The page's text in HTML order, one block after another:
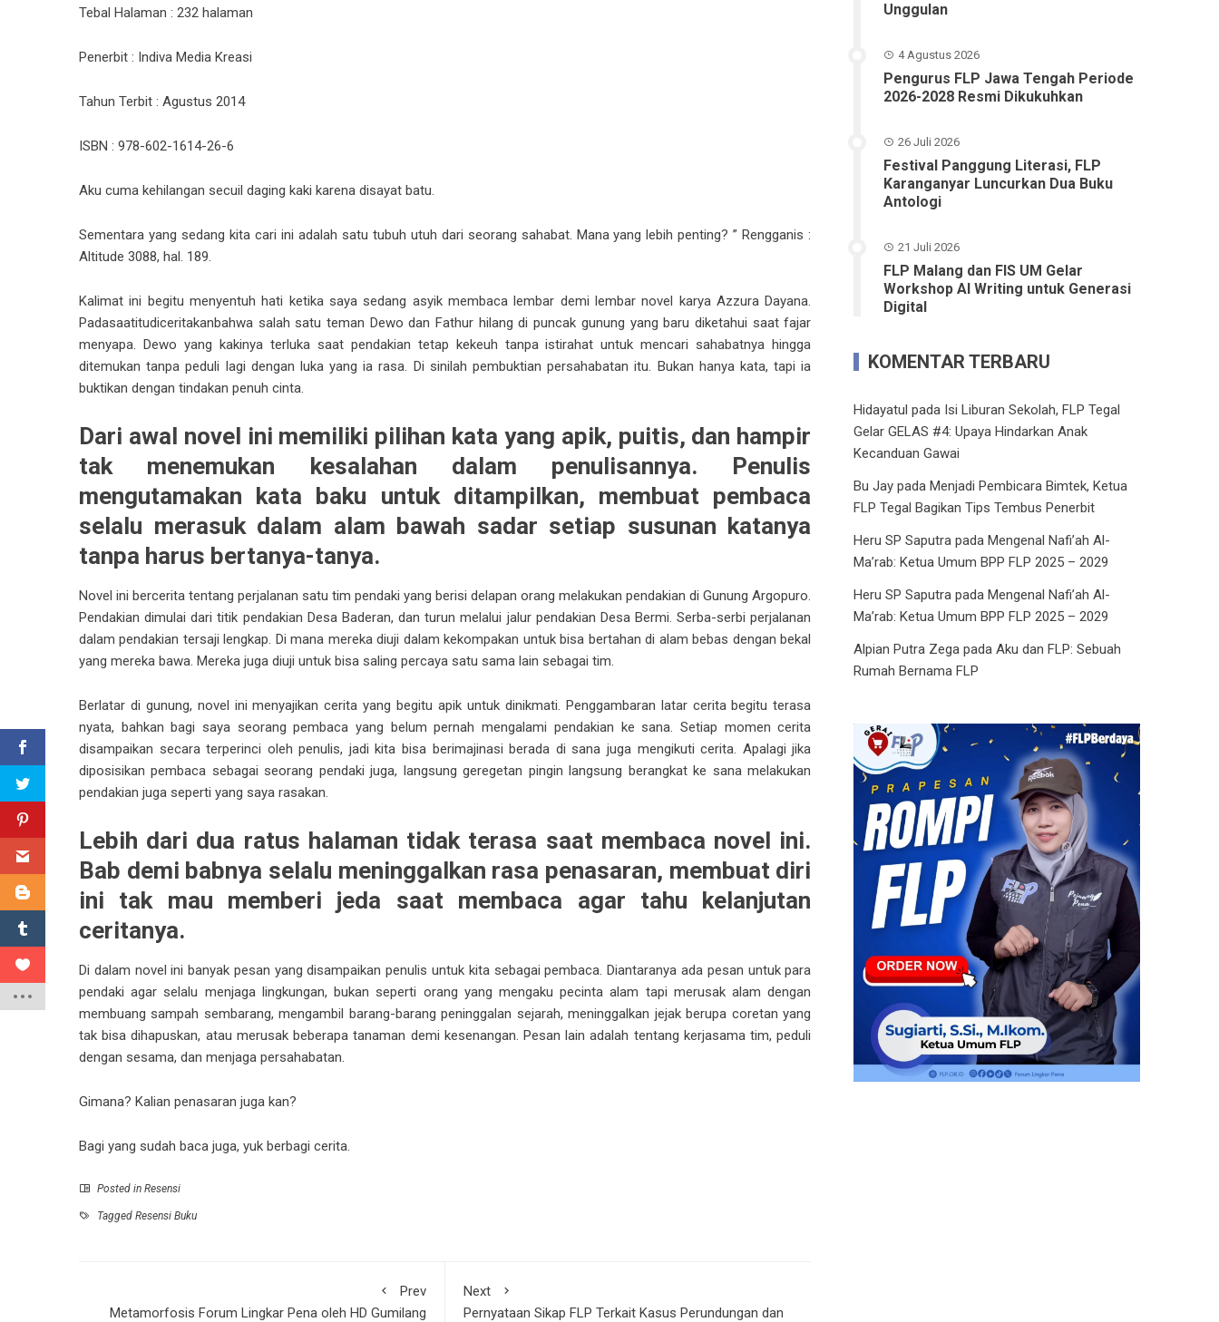
Tebal Halaman : 232 halaman
Penerbit : Indiva Media Kreasi
Tahun Terbit : Agustus 2014
ISBN : 978-602-1614-26-6
Aku cuma kehilangan secuil daging kaki karena disayat batu.
Sementara yang sedang kita cari ini adalah satu tubuh utuh dari seorang sahabat. Mana yang lebih penting? ” Rengganis :
Altitude 3088, hal. 189.
Kalimat ini begitu menyentuh hati ketika saya sedang asyik membaca lembar demi lembar novel karya Azzura Dayana.
Padasaatitudiceritakanbahwa salah satu teman Dewo dan Fathur hilang di puncak gunung yang baru diketahui saat fajar
menyapa. Dewo yang kakinya terluka saat pendakian tetap kekeuh tanpa istirahat untuk mencari sahabatnya hingga
ditemukan tanpa peduli lagi dengan luka yang ia rasa. Di sinilah pembuktian persahabatan itu. Bukan hanya kata, tapi ia
buktikan dengan tindakan penuh cinta.
Dari awal novel ini memiliki pilihan kata yang apik, puitis, dan hampir
tak menemukan kesalahan dalam penulisannya. Penulis
mengutamakan kata baku untuk ditampilkan, membuat pembaca
selalu merasuk dalam alam bawah sadar setiap susunan katanya
tanpa harus bertanya-tanya.
Novel ini bercerita tentang perjalanan satu tim pendaki yang berisi delapan orang melakukan pendakian di Gunung Argopuro.
Pendakian dimulai dari titik pendakian Desa Baderan, dan turun melalui jalur pendakian Desa Bermi. Serba-serbi perjalanan
dalam pendakian tersaji lengkap. Di mana mereka diuji dalam kekompakan untuk bisa bertahan di alam bebas dengan bekal
yang mereka bawa. Mereka juga diuji untuk bisa saling percaya satu sama lain sebagai tim.
Berlatar di gunung, novel ini menyajikan cerita yang begitu apik untuk dinikmati. Penggambaran latar cerita begitu terasa
nyata, bahkan bagi saya seorang pembaca yang belum pernah mengalami pendakian ke sana. Setiap momen cerita
disampaikan secara terperinci oleh penulis, jadi kita bisa berimajinasi berada di sana juga mengikuti cerita. Apalagi jika
diposisikan pembaca sebagai seorang pendaki juga, langsung geregetan pingin langsung berangkat ke sana melakukan
pendakian juga seperti yang saya rasakan.
Lebih dari dua ratus halaman tidak terasa saat membaca novel ini.
Bab demi babnya selalu meninggalkan rasa penasaran, membuat diri
ini tak mau memberi jeda saat membaca agar tahu kelanjutan
ceritanya.
Di dalam novel ini banyak pesan yang disampaikan penulis untuk kita sebagai pembaca. Diantaranya ada pesan untuk para
pendaki agar selalu menjaga lingkungan, bukan seperti orang yang mengaku pecinta alam tapi merusak alam dengan
membuang sampah sembarang, mengambil barang-barang peninggalan sejarah, meninggalkan jejak berupa coretan yang
tak bisa dihapuskan, atau merusak beberapa tanaman demi kesenangan. Pesan lain adalah tentang kerjasama tim, peduli
dengan sesama, dan menjaga persahabatan.
Gimana? Kalian penasaran juga kan?
Bagi yang sudah baca juga, yuk berbagi cerita.
Posted in Resensi
Tagged Resensi Buku
Prev
Metamorfosis Forum Lingkar Pena oleh HD Gumilang
Next
Pernyataan Sikap FLP Terkait Kasus Perundungan dan
Unggulan
4 Agustus 2026
Pengurus FLP Jawa Tengah Periode
2026-2028 Resmi Dikukuhkan
26 Juli 2026
Festival Panggung Literasi, FLP
Karanganyar Luncurkan Dua Buku
Antologi
21 Juli 2026
FLP Malang dan FIS UM Gelar
Workshop AI Writing untuk Generasi
Digital
KOMENTAR TERBARU
Hidayatul pada Isi Liburan Sekolah, FLP Tegal
Gelar GELAS #4: Upaya Hindarkan Anak
Kecanduan Gawai
Bu Jay padaMenjadi Pembicara Bimtek, Ketua
FLP Tegal Bagikan Tips Tembus Penerbit
Heru SP Saputra padaMengenal Nafi’ah Al-
Ma’rab: Ketua Umum BPP FLP 2025 – 2029
Heru SP Saputra padaMengenal Nafi’ah Al-
Ma’rab: Ketua Umum BPP FLP 2025 – 2029
Alpian Putra Zega padaAku dan FLP: Sebuah
Rumah Bernama FLP